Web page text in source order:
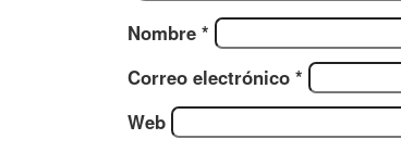
Nombre *
Correo electrónico *
Web